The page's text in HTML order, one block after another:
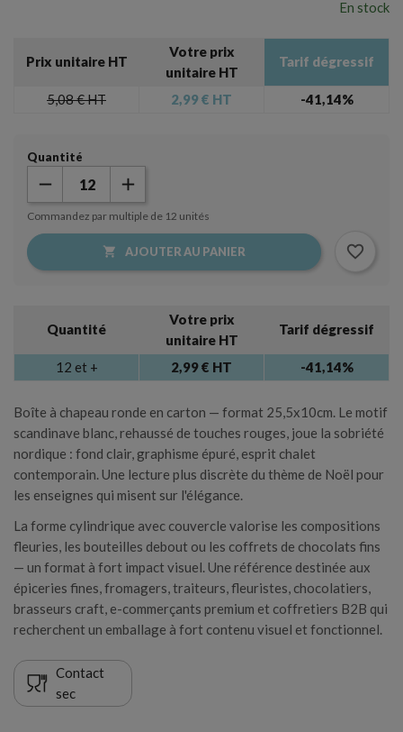
Nom de la liste d'envies
Annuler Créer une liste d'envies
Connexion ×
Vous devez être connecté pour ajouter des produits à
votre liste d'envies.
Annuler
En stock
Prix unitaire HT
Votre prix
unitaire HT
Tarif dégressif
5,08 €HT 2,99 € HT -41,14%
Quantité
Commandez par multiple de 12 unités
 AJOUTER AU PANIER favorite_border
Quantité
Votre prix
unitaire HT
Tarif dégressif
12 et + 2,99 € HT -41,14%
Boîte à chapeau ronde en carton — format 25,5x10cm. Le motif
scandinave blanc, rehaussé de touches rouges, joue la sobriété
nordique : fond clair, graphisme épuré, esprit chalet
contemporain. Une lecture plus discrète du thème de Noël pour
les enseignes qui misent sur l'élégance.
La forme cylindrique avec couvercle valorise les compositions
fleuries, les bouteilles debout ou les coffrets de chocolats fins
— un format à fort impact visuel. Une référence destinée aux
épiceries fines, fromagers, traiteurs, fleuristes, chocolatiers,
brasseurs craft, e-commerçants premium et coffretiers B2B qui
recherchent un emballage à fort contenu visuel et fonctionnel.
Contact
sec